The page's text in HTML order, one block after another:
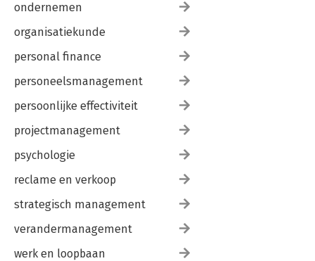
ondernemen
organisatiekunde
personal finance
personeelsmanagement
persoonlijke effectiviteit
projectmanagement
psychologie
reclame en verkoop
strategisch management
verandermanagement
werk en loopbaan